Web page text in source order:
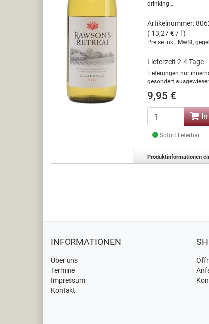
drinking…
Artikelnummer:
( 13,27 € / l )
Preise inkl. MwSt,
Lieferzeit 2-4 Tage
Lieferungen nur
gesondert
9,95 €
In
Sofort lieferbar
Produktinformationen
INFORMATIONEN
Über uns
Termine
Impressum
Kontakt